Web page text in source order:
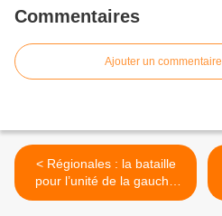
Commentaires
Ajouter un commentaire
< Régionales : la bataille
pour l’unité de la gauche
radicale se poursuit